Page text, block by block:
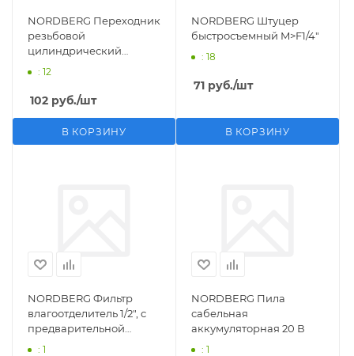
NORDBERG Переходник
резьбовой
цилиндрический
M1/2">F1/4"
: 12
102 руб./шт
В КОРЗИНУ
NORDBERG Штуцер
быстросъемный M>F1/4"
: 18
71 руб./шт
В КОРЗИНУ
NORDBERG Фильтр
влагоотделитель 1/2", с
предварительной
фильтрацией
: 1
NORDBERG Пила
сабельная
аккумуляторная 20 В
: 1